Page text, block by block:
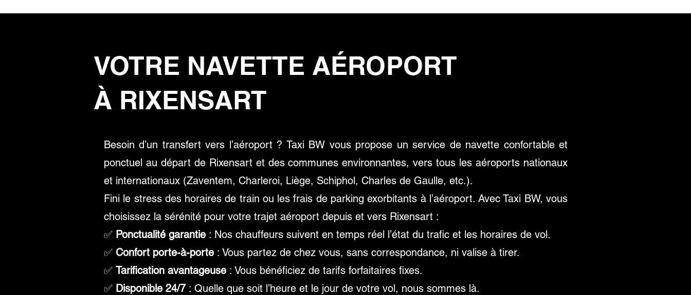
VOTRE NAVETTE AÉROPORT
À RIXENSART
Besoin d’un transfert vers l’aéroport ? Taxi BW vous propose un service de navette confortable et
ponctuel au départ de Rixensart et des communes environnantes, vers tous les aéroports nationaux
et internationaux (Zaventem, Charleroi, Liège, Schiphol, Charles de Gaulle, etc.).
Fini le stress des horaires de train ou les frais de parking exorbitants à l’aéroport. Avec Taxi BW, vous
choisissez la sérénité pour votre trajet aéroport depuis et vers Rixensart :
✅ Ponctualité garantie : Nos chauffeurs suivent en temps réel l’état du trafic et les horaires de vol.
✅ Confort porte-à-porte : Vous partez de chez vous, sans correspondance, ni valise à tirer.
✅ Tarification avantageuse : Vous bénéficiez de tarifs forfaitaires fixes.
✅ Disponible 24/7: Quelle que soit l’heure et le jour de votre vol, nous sommes là.